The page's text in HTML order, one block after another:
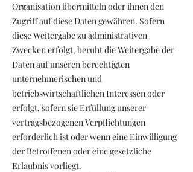
Organisation übermitteln oder ihnen den
Zugriff auf diese Daten gewähren. Sofern
diese Weitergabe zu administrativen
Zwecken erfolgt, beruht die Weitergabe der
Daten auf unseren berechtigten
unternehmerischen und
betriebswirtschaftlichen Interessen oder
erfolgt, sofern sie Erfüllung unserer
vertragsbezogenen Verpflichtungen
erforderlich ist oder wenn eine Einwilligung
der Betroffenen oder eine gesetzliche
Erlaubnis vorliegt.